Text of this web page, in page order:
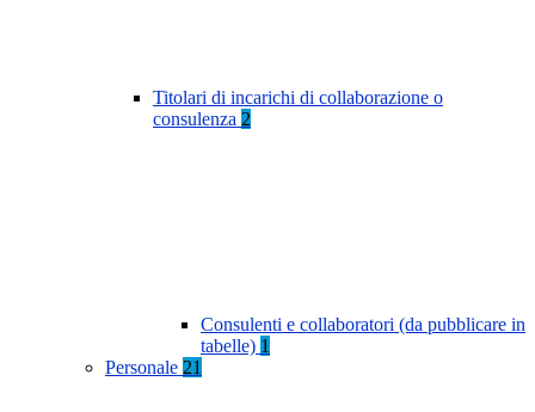
Titolari di incarichi di collaborazione o
consulenza 2
Consulenti e collaboratori (da pubblicare in
tabelle) 1
Personale 21